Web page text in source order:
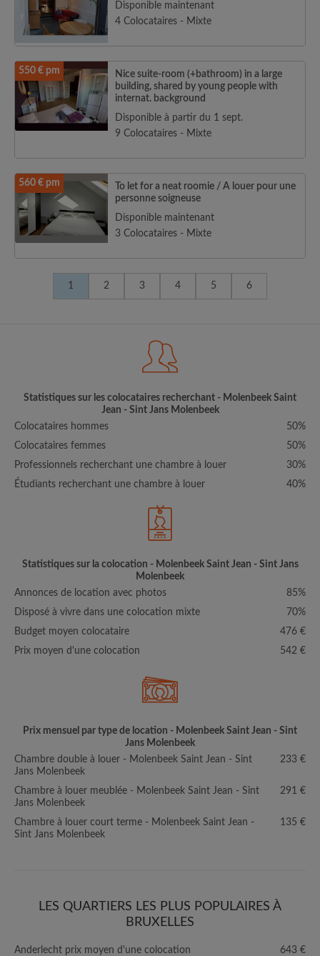
Disponible maintenant
4 Colocataires - Mixte
550 € pm
Nice suite-room (+bathroom) in a large
building, shared by young people with
internat. background
Disponible à partir du 1 sept.
9 Colocataires - Mixte
560 € pm
To let for a neat roomie / A louer pour une
personne soigneuse
Disponible maintenant
3 Colocataires - Mixte
1 2 3 4 5 6
Statistiques sur les colocataires recherchant - Molenbeek Saint
Jean - Sint Jans Molenbeek
Colocataires hommes
50%
Colocataires femmes
50%
Professionnels recherchant une chambre à louer
30%
Étudiants recherchant une chambre à louer
40%
Statistiques sur la colocation - Molenbeek Saint Jean - Sint Jans
Molenbeek
Annonces de location avec photos
85%
Disposé à vivre dans une colocation mixte
70%
Budget moyen colocataire
476 €
Prix moyen d'une colocation
542 €
Prix mensuel par type de location - Molenbeek Saint Jean - Sint
Jans Molenbeek
Chambre double à louer - Molenbeek Saint Jean - Sint
Jans Molenbeek
233 €
Chambre à louer meublée - Molenbeek Saint Jean - Sint
Jans Molenbeek
291 €
Chambre à louer court terme - Molenbeek Saint Jean -
Sint Jans Molenbeek
135 €
LES QUARTIERS LES PLUS POPULAIRES À
BRUXELLES
Anderlecht prix moyen d'une colocation 643 €